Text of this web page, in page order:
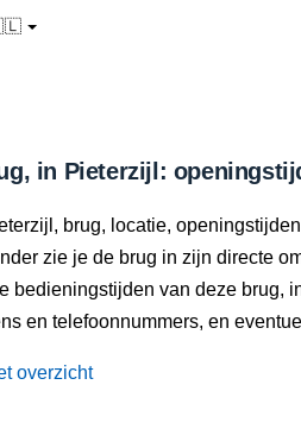
in Pieterzijl:
brug, locatie,
zie je de brug in zijn directe
bedieningstijden van deze brug,
en telefoonnummers, en
overzicht